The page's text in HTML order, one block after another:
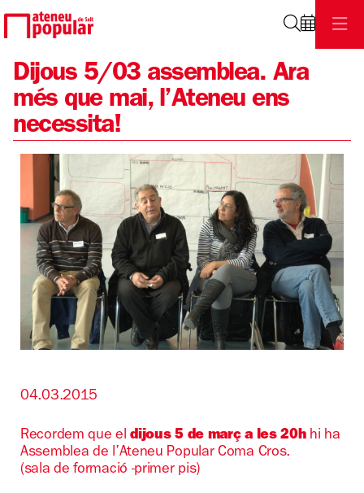
Dijous 5/03 assemblea. Ara
més que mai, l’Ateneu ens
necessita!
04.03.2015
Recordem que eldijous 5 de març a les 20hhi ha
Assemblea de l’Ateneu Popular Coma Cros.
(sala de formació -primer pis)